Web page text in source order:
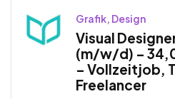
Grafik, Design
Visual
(m/w/d) –
– Vollzeitjob,
Freelancer